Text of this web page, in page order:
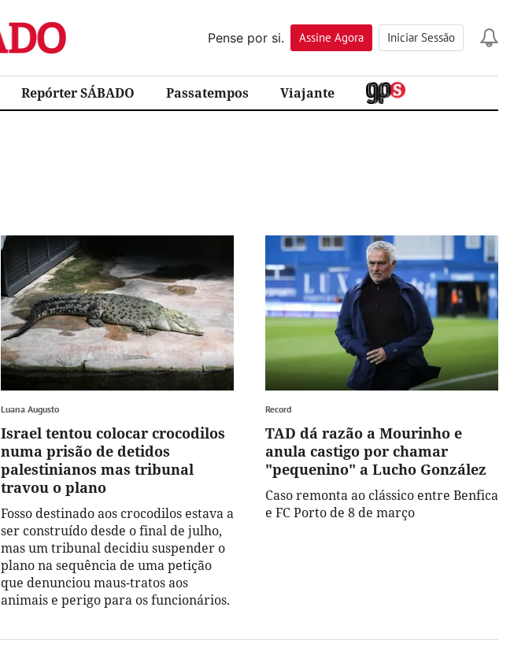
Pense por si.
Assine Agora Iniciar Sessão
Repórter SÁBADO Passatempos Viajante
Luana Augusto
Israel tentou colocar crocodilos
numa prisão de detidos
palestinianos mas tribunal
travou o plano
Fosso destinado aos crocodilos estava a
ser construído desde o final de julho,
mas um tribunal decidiu suspender o
plano na sequência de uma petição
que denunciou maus-tratos aos
animais e perigo para os funcionários.
Record
TAD dá razão a Mourinho e
anula castigo por chamar
"pequenino" a Lucho González
Caso remonta ao clássico entre Benfica
e FC Porto de 8 de março